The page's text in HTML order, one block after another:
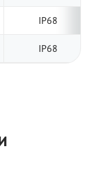
IP68
IP68